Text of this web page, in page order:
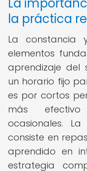
la práctica
La constancia
elementos
aprendizaje del
un horario fijo
es por cortos
más
ocasionales.
consiste en
aprendido en
estrategia